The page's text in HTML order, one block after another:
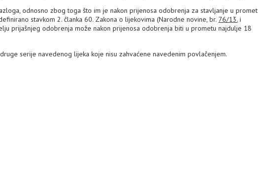
odnosno zbog toga što im je nakon prijenosa odobrenja za stavljanje u promet
stavkom 2. članka 60. Zakona o lijekovima (Narodne novine, br. 76/13. i
prijašnjeg odobrenja može nakon prijenosa odobrenja biti u prometu najdulje 18
serije navedenog lijeka koje nisu zahvaćene navedenim povlačenjem.